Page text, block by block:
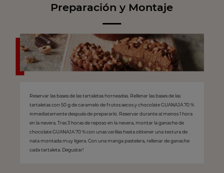
Preparación y Montaje
Reservar las bases de las tartaletas horneadas. Rellenar las bases de las
tartaletas con 50 g de caramelo de frutos secos y chocolate GUANAJA 70 %
inmediatamente después de prepararlo. Reservar durante al menos 1 hora
en la nevera. Tras 3 horas de reposo en la nevera, montar la ganache de
chocolate GUANAJA 70 % con unas varillas hasta obtener una textura de
nata montada muy ligera. Con una manga pastelera, rellenar de ganache
cada tartaleta. Degustar!